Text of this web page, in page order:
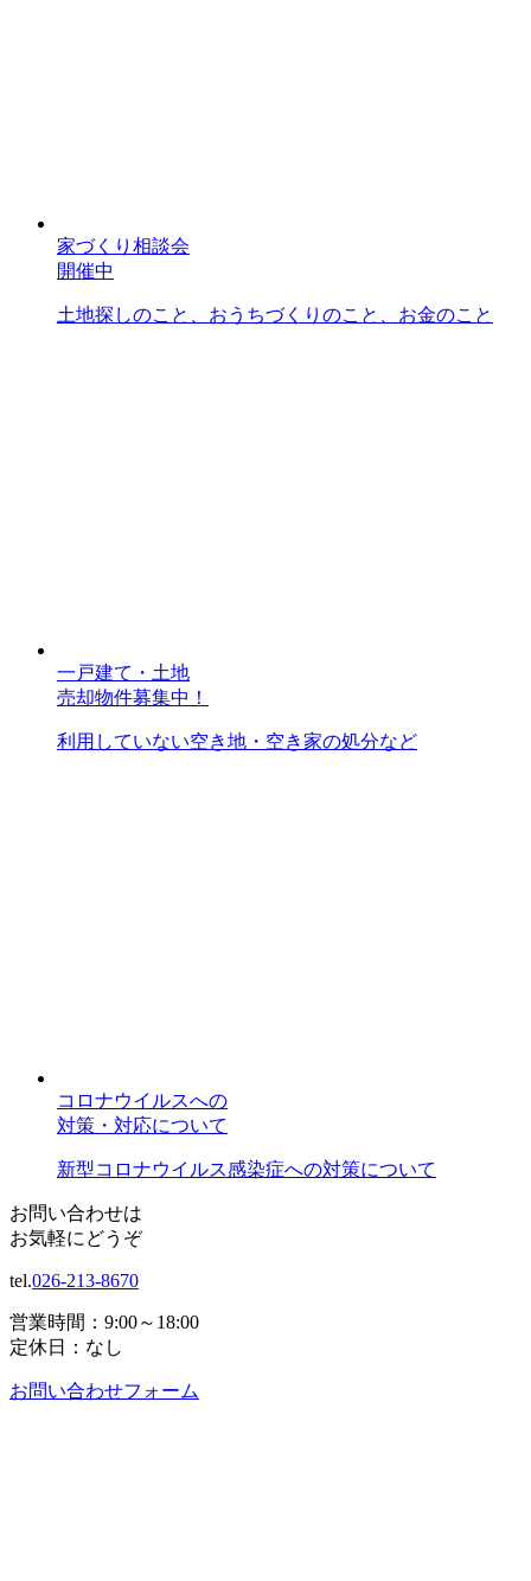
家づくり相談会
開催中
土地探しのこと、おうちづくりのこと、お金のこと
一戸建て・土地
売却物件募集中！
利用していない空き地・空き家の処分など
コロナウイルスへの
対策・対応について
新型コロナウイルス感染症への対策について
お問い合わせは
お気軽にどうぞ
tel.026-213-8670
営業時間：9:00～18:00
定休日：なし
お問い合わせフォーム